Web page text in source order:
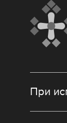
При